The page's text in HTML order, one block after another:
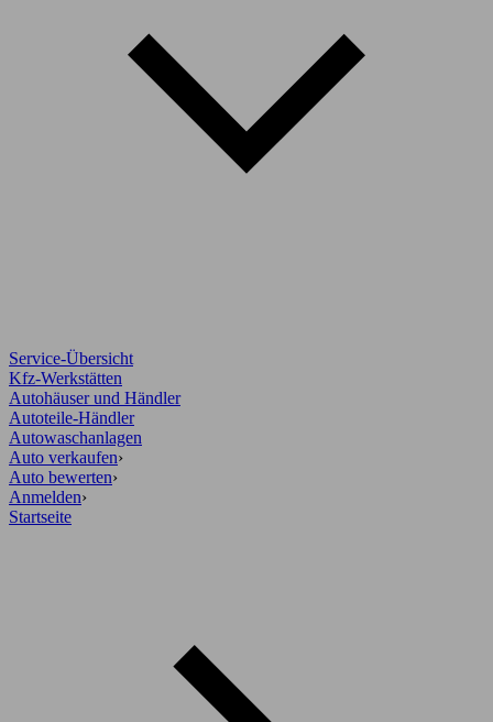
Service-Übersicht
Kfz-Werkstätten
Autohäuser und Händler
Autoteile-Händler
Autowaschanlagen
Auto verkaufen›
Auto bewerten›
Anmelden›
Startseite